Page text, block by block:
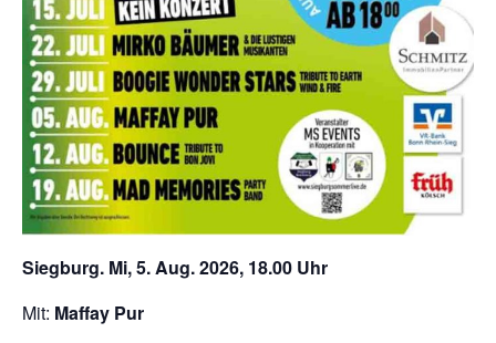
Siegburg. Mi, 5. Aug. 2026, 18.00 Uhr
Mit: Maffay Pur